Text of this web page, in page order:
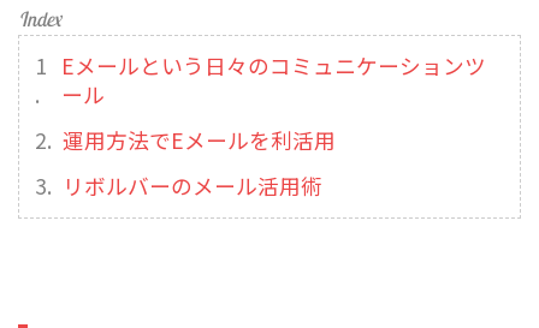
Eメールという日々のコミュニケーションツ
ール
運用方法でEメールを利活用
リボルバーのメール活用術